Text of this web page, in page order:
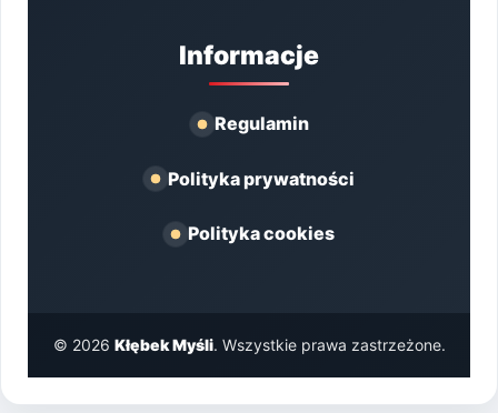
Informacje
Regulamin
Polityka prywatności
Polityka cookies
© 2026 Kłębek Myśli. Wszystkie prawa zastrzeżone.